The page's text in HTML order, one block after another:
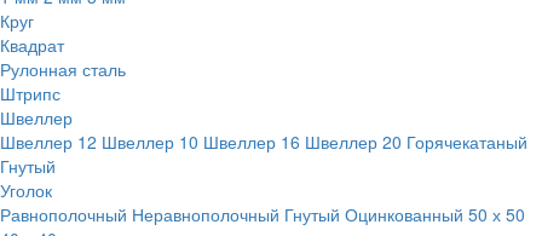
Круг
Квадрат
Рулонная сталь
Штрипс
Швеллер
Швеллер 12 Швеллер 10 Швеллер 16 Швеллер 20 Горячекатаный
Гнутый
Уголок
Равнополочный Неравнополочный Гнутый Оцинкованный 50 х 50